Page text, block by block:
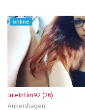
online
JuleIntim92 (26)
Ankershagen